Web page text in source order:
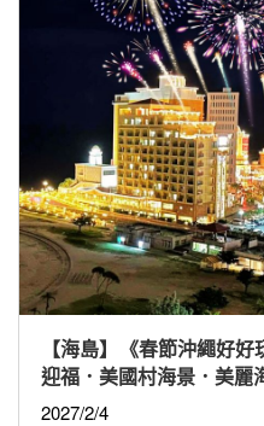
【海島】《春節沖繩好
迎福．美國村海景．美麗
2027/2/4